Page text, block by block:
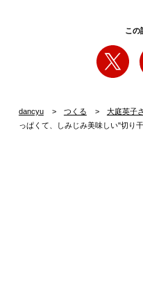
この
dancyu つくる 大庭英子
っぱくて、しみじみ美味しい"切り